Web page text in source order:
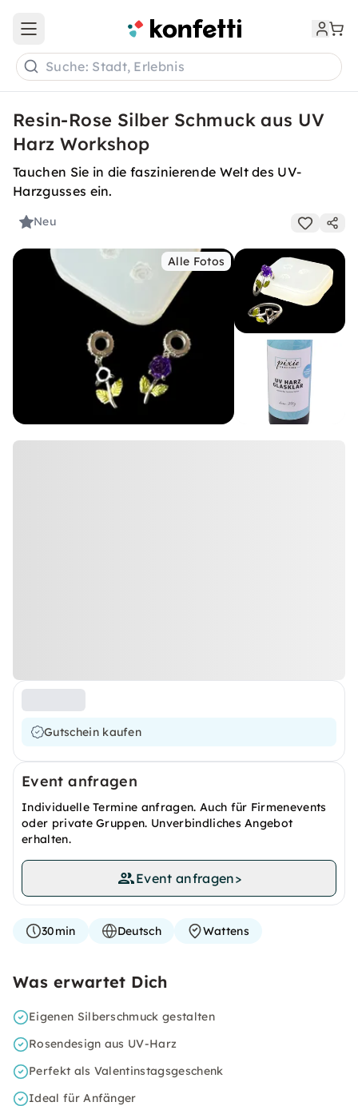
Open main menu
Suche: Stadt, Erlebnis
Resin-Rose Silber Schmuck aus UV
Harz Workshop
Tauchen Sie in die faszinierende Welt des UV-
Harzgusses ein.
Neu
Alle Fotos
Gutschein kaufen
Event anfragen
Individuelle Termine anfragen. Auch für Firmenevents
oder private Gruppen. Unverbindliches Angebot
erhalten.
Event anfragen>
30min Deutsch Wattens
Was erwartet Dich
Eigenen Silberschmuck gestalten
Rosendesign aus UV-Harz
Perfekt als Valentinstagsgeschenk
Ideal für Anfänger